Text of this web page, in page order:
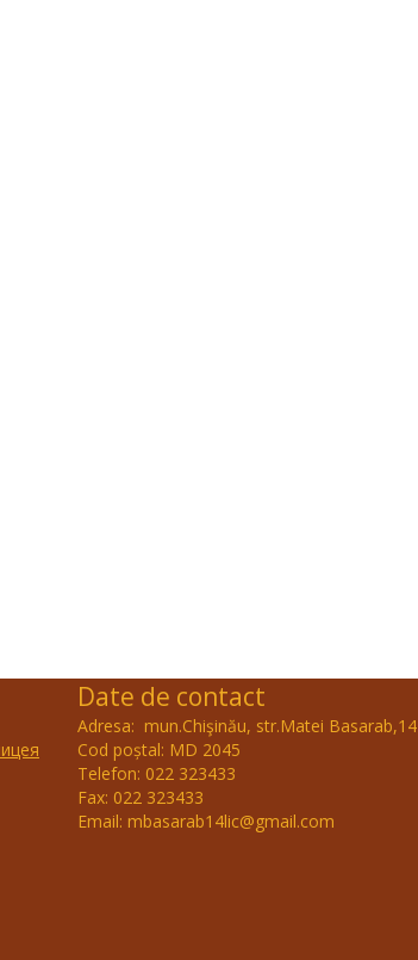
Date de contact
Adresa: mun.Chişinău, str.Matei Basarab,14
Cod poștal: MD 2045
Telefon: 022 323433
Fax: 022 323433
Email: mbasarab14lic@gmail.com